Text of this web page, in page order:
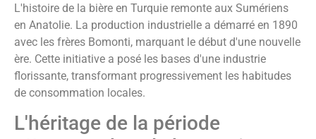
L'histoire de la bière en Turquie remonte aux Sumériens
en Anatolie. La production industrielle a démarré en 1890
avec les frères Bomonti, marquant le début d'une nouvelle
ère. Cette initiative a posé les bases d'une industrie
florissante, transformant progressivement les habitudes
de consommation locales.
L'héritage de la période